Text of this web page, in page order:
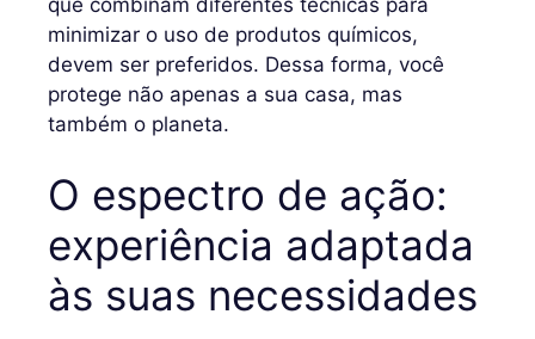
minimizar o uso de produtos químicos,
devem ser preferidos. Dessa forma, você
protege não apenas a sua casa, mas
também o planeta.
O espectro de ação:
experiência adaptada
às suas necessidades